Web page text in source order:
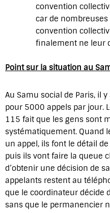
convention
car de
convention
finalement ne leur
Point sur la situation au
Au Samu social de Paris, il
pour 5000 appels par jour.
115 fait que les gens sont
systématiquement. Quand
un appel, ils font le détail
puis ils vont faire la queue
d’obtenir une décision de
appelants restent au
que le coordinateur décide
sans que le permanencier